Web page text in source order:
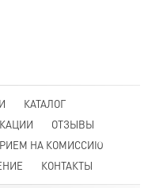
КАТАЛОГ
ОТЗЫВЫ
НА КОМИССИЮ
КОНТАКТЫ